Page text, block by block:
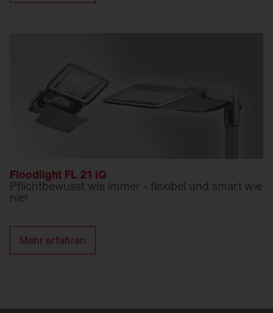
Floodlight FL 21 iQ
Pflichtbewusst wie immer - flexibel und smart wie
nie!
Mehr erfahren